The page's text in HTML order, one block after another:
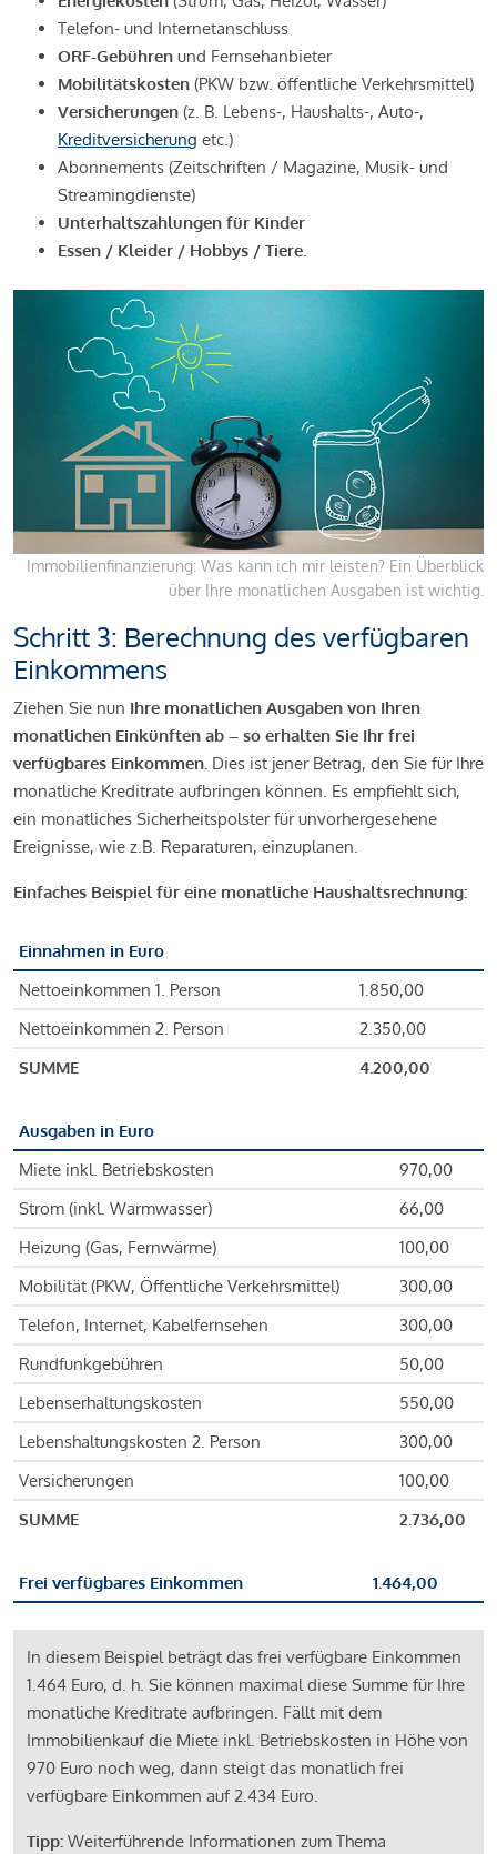
Telefon- und Internetanschluss
ORF-Gebühren und Fernsehanbieter
Mobilitätskosten (PKW bzw. öffentliche Verkehrsmittel)
Versicherungen (z. B. Lebens-, Haushalts-, Auto-,
Kreditversicherung etc.)
Abonnements (Zeitschriften / Magazine, Musik- und
Streamingdienste)
Unterhaltszahlungen für Kinder
Essen / Kleider / Hobbys / Tiere.
Immobilienfinanzierung: Was kann ich mir leisten? Ein Überblick
über Ihre monatlichen Ausgaben ist wichtig.
Schritt 3: Berechnung des verfügbaren
Einkommens
Ziehen Sie nun Ihre monatlichen Ausgaben von Ihren
monatlichen Einkünften ab – so erhalten Sie Ihr frei
verfügbares Einkommen. Dies ist jener Betrag, den Sie für Ihre
monatliche Kreditrate aufbringen können. Es empfiehlt sich,
ein monatliches Sicherheitspolster für unvorhergesehene
Ereignisse, wie z.B. Reparaturen, einzuplanen.
Einfaches Beispiel für eine monatliche Haushaltsrechnung:
Einnahmen in Euro
Nettoeinkommen 1. Person
1.850,00
Nettoeinkommen 2. Person
2.350,00
SUMME
4.200,00
Ausgaben in Euro
Miete inkl. Betriebskosten
970,00
Strom (inkl. Warmwasser)
66,00
Heizung (Gas, Fernwärme)
100,00
Mobilität (PKW, Öffentliche Verkehrsmittel)
300,00
Telefon, Internet, Kabelfernsehen
300,00
Rundfunkgebühren
50,00
Lebenserhaltungskosten
550,00
Lebenshaltungskosten 2. Person
300,00
Versicherungen
100,00
SUMME
2.736,00
Frei verfügbares Einkommen 1.464,00
In diesem Beispiel beträgt das frei verfügbare Einkommen
1.464 Euro, d. h. Sie können maximal diese Summe für Ihre
monatliche Kreditrate aufbringen. Fällt mit dem
Immobilienkauf die Miete inkl. Betriebskosten in Höhe von
970 Euro noch weg, dann steigt das monatlich frei
verfügbare Einkommen auf 2.434 Euro.
Tipp: Weiterführende Informationen zum Thema